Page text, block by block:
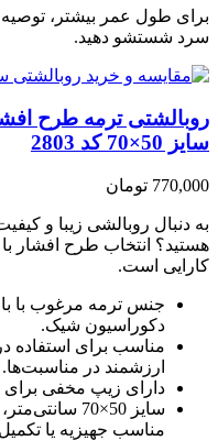
برای طول عمر بیشتر،
سرد شستشو دهید.
روبالشتی ترمه طرح
سایز 50×70 کد 2803
770,000 تومان
به دنبال روبالشی زیبا و
هستید؟ انتخاب طرح افشار
کارایی است.
جنس ترمه مرغوب با
دکوراسیون شیک.
مناسب برای استفاده
ارزشمند در مناسبت‌ها.
دارای زیپ مخفی برای
سایز 50×70
مناسب جهیزیه یا